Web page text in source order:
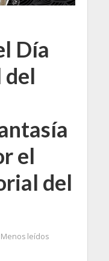
Día
del
el
del
leídos